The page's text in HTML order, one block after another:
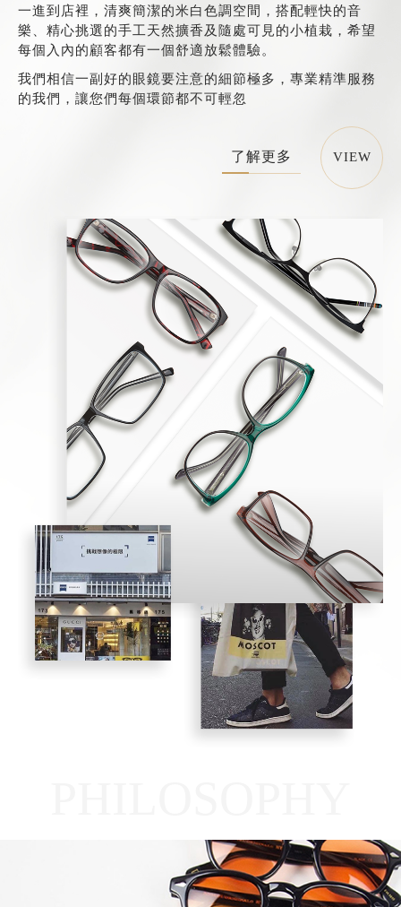
桃園配眼鏡
一進到店裡，清爽簡潔的米白色調空間，搭配輕快的音
樂、精心挑選的手工天然擴香及隨處可見的小植栽，希望
每個入內的顧客都有一個舒適放鬆體驗。
我們相信一副好的眼鏡要注意的細節極多，專業精準服務
的我們，讓您們每個環節都不可輕忽
了解更多 VIEW